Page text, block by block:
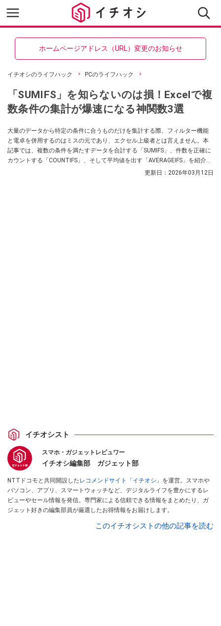
ホームページアドレス（URL）変更のお知らせ
イチオシのライフハック PCのライフハック
「SUMIFS」を知らないのは損！Excelで複
数条件の集計が爆速になる神関数3選
大量のデータから特定の条件に合うものだけを集計する際、フィルター機能
と電卓を併用するのはミスの元であり、エクセル上級者とは言えません。本
記事では、複数の条件を満たすデータを合計する「SUMIFS」、件数を正確に
カウントする「COUNTIFS」、そして平均値を出す「AVERAGEIFS」を紹介し
ます。これらを使いこなせば、担当者別や月別といった複雑なクロス集計
更新日： 2026年03月12日
イチオシスト
スマホ・ガジェットレビュワー
イチオシ編集部 ガジェット部
NTTドコモと共同開設したレコメンドサイト「イチオシ」 を運営。スマホや
パソコン、アプリ、スマートウォッチなど、デジタルライフを豊かにするレ
ビューやセール情報を発信。専門家による信頼できる情報をまとめたり、ガ
ジェット好きの編集部員が厳選したお得情報をお届けします。
このイチオシストの他の記事を読む